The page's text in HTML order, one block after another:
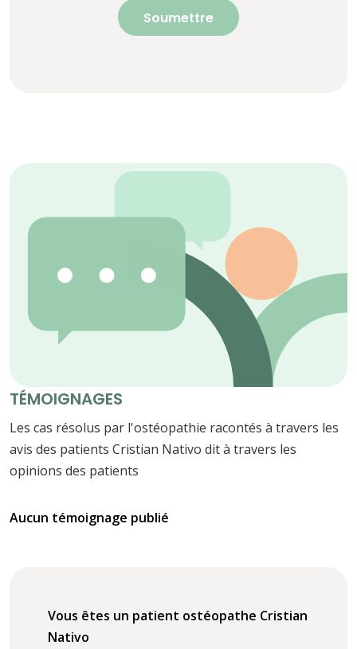
Soumettre
TÉMOIGNAGES
Les cas résolus par l'ostéopathie racontés à travers les
avis des patients Cristian Nativo dit à travers les
opinions des patients
Aucun témoignage publié
Vous êtes un patient ostéopathe Cristian
Nativo